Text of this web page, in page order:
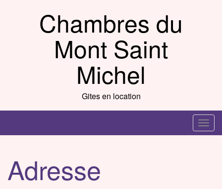
Chambres du
Mont Saint
Michel
Gites en location
T
o
Adresse